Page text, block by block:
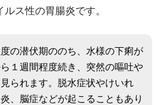
ス性の胃腸炎です。
度の潜伏期ののち、水様の下痢が
１週間程度続き、突然の嘔吐や
られます。脱水症状やけいれ
、脳症などが起こることもあり